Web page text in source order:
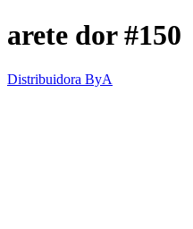
arete dor #150
Distribuidora ByA